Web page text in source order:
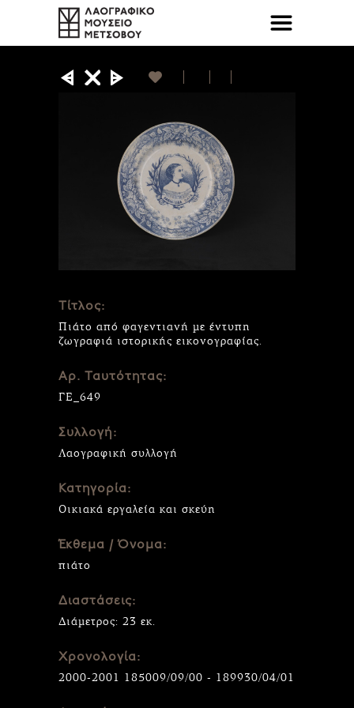
Τίτλος:
Πιάτο από φαγεντιανή με έντυπη
ζωγραφιά ιστορικής εικονογραφίας.
Αρ. Ταυτότητας:
ΓΕ_649
Συλλογή:
Λαογραφική συλλογή
Κατηγορία:
Οικιακά εργαλεία και σκεύη
Έκθεμα / Όνομα:
πιάτο
Διαστάσεις:
Διάμετρος: 23 εκ.
Χρονολογία:
2000-2001 185009/09/00 - 189930/04/01